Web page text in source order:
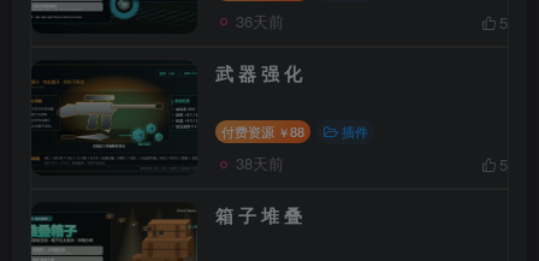
36天前 5
武 器 强 化
付费资源 ￥88 插件
38天前 5
箱 子 堆 叠